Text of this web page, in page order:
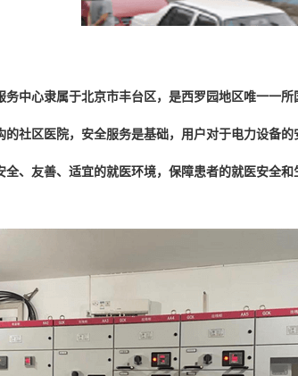
务中心隶属于北京市丰台区，是西罗园地区唯一一
的社区医院，安全服务是基础，用户对于电力设备
全、友善、适宜的就医环境，保障患者的就医安全和